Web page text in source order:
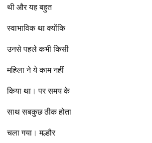
थी और यह बहुत
स्वाभाविक था क्योंकि
उनसे पहले कभी किसी
महिला ने ये काम नहीं
किया था। पर समय के
साथ सबकुछ ठीक होता
चला गया। मल्हौर